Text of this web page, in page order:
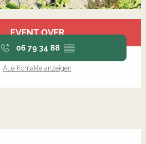
EVENT OVER
06 79 34 88 ▒▒
Alle Kontakte anzeigen